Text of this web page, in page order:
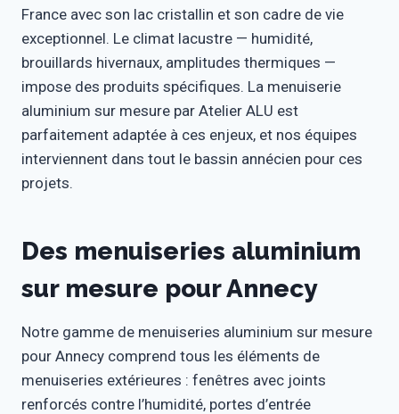
France avec son lac cristallin et son cadre de vie
exceptionnel. Le climat lacustre — humidité,
brouillards hivernaux, amplitudes thermiques —
impose des produits spécifiques. La menuiserie
aluminium sur mesure par Atelier ALU est
parfaitement adaptée à ces enjeux, et nos équipes
interviennent dans tout le bassin annécien pour ces
projets.
Des menuiseries aluminium
sur mesure pour Annecy
Notre gamme de menuiseries aluminium sur mesure
pour Annecy comprend tous les éléments de
menuiseries extérieures : fenêtres avec joints
renforcés contre l’humidité, portes d’entrée